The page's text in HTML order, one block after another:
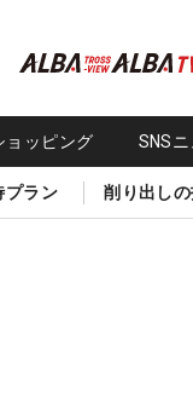
ョッピング SNS
プラン 削り出し